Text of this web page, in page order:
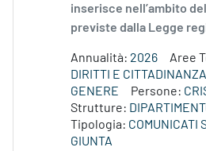
inserisce nell’ambito
previste dalla Legge
Annualità: 2026 Aree
DIRITTI E CITTADINANZA
GENERE
Persone:
Strutture:
Tipologia: COMUNICATI
GIUNTA